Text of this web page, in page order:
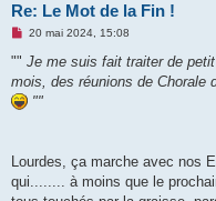
Re: Le Mot de la Fin !
M
a
g
e
l
u
20 mai 2024, 15:08
"" Je me suis fait traiter de
mois, des réunions de Chorale
""
Lourdes, ça marche avec nos
qui........ à moins que le